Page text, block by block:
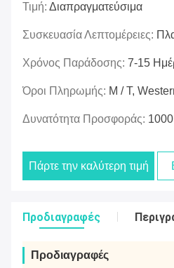
Τιμή: Διαπραγματεύσιμα
Συσκευασία Λεπτομέρειες:
Χρόνος Παράδοσης: 7-15
Όροι Πληρωμής: Μ / Τ,
Δυνατότητα Προσφοράς:
Πάρτε την καλύτερη τιμή
Προδιαγραφές
Προδιαγραφές